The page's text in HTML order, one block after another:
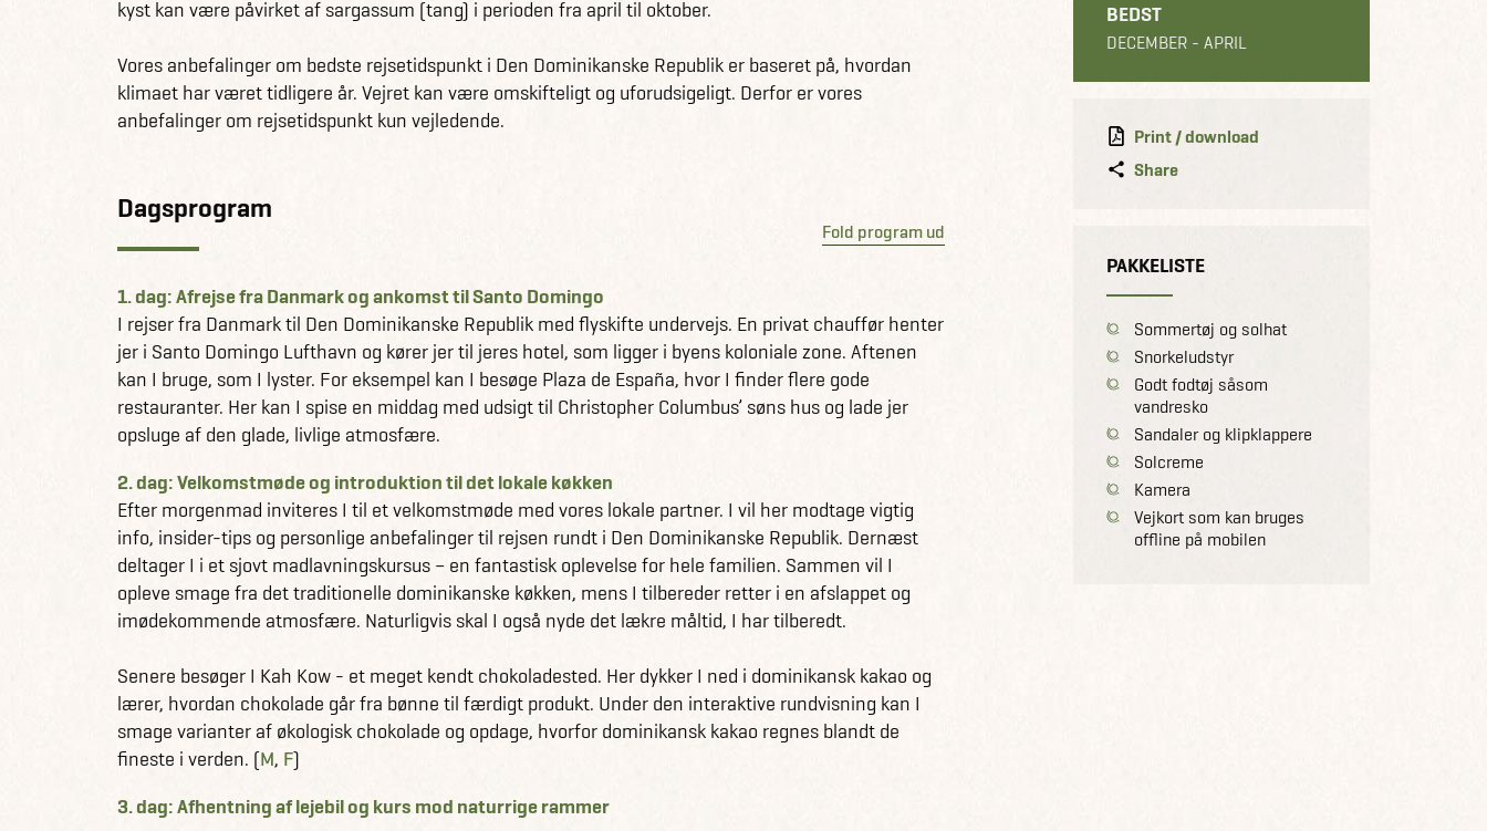
Få information og fakta om Den Dominikanske Republik her.
kyst kan være påvirket af sargassum (tang) i perioden fra april til oktober.
Vores anbefalinger om bedste rejsetidspunkt i Den Dominikanske Republik er baseret på, hvordan
klimaet har været tidligere år. Vejret kan være omskifteligt og uforudsigeligt. Derfor er vores
anbefalinger om rejsetidspunkt kun vejledende.
Dagsprogram
Fold program ud
1. dag: Afrejse fra Danmark og ankomst til Santo Domingo
I rejser fra Danmark til Den Dominikanske Republik med flyskifte undervejs. En privat chauffør henter
jer i Santo Domingo Lufthavn og kører jer til jeres hotel, som ligger i byens koloniale zone. Aftenen
kan I bruge, som I lyster. For eksempel kan I besøge Plaza de España, hvor I finder flere gode
restauranter. Her kan I spise en middag med udsigt til Christopher Columbus’ søns hus og lade jer
opsluge af den glade, livlige atmosfære.
2. dag: Velkomstmøde og introduktion til det lokale køkken
Efter morgenmad inviteres I til et velkomstmøde med vores lokale partner. I vil her modtage vigtig
info, insider-tips og personlige anbefalinger til rejsen rundt i Den Dominikanske Republik. Dernæst
deltager I i et sjovt madlavningskursus – en fantastisk oplevelse for hele familien. Sammen vil I
opleve smage fra det traditionelle dominikanske køkken, mens I tilbereder retter i en afslappet og
imødekommende atmosfære. Naturligvis skal I også nyde det lækre måltid, I har tilberedt.
Senere besøger I Kah Kow - et meget kendt chokoladested. Her dykker I ned i dominikansk kakao og
lærer, hvordan chokolade går fra bønne til færdigt produkt. Under den interaktive rundvisning kan I
smage varianter af økologisk chokolade og opdage, hvorfor dominikansk kakao regnes blandt de
fineste i verden. (M, F)
3. dag: Afhentning af lejebil og kurs mod naturrige rammer
BEDST
DECEMBER - APRIL
Print / download
Share
PAKKELISTE
Sommertøj og solhat
Snorkeludstyr
Godt fodtøj såsom
vandresko
Sandaler og klipklappere
Solcreme
Kamera
Vejkort som kan bruges
offline på mobilen